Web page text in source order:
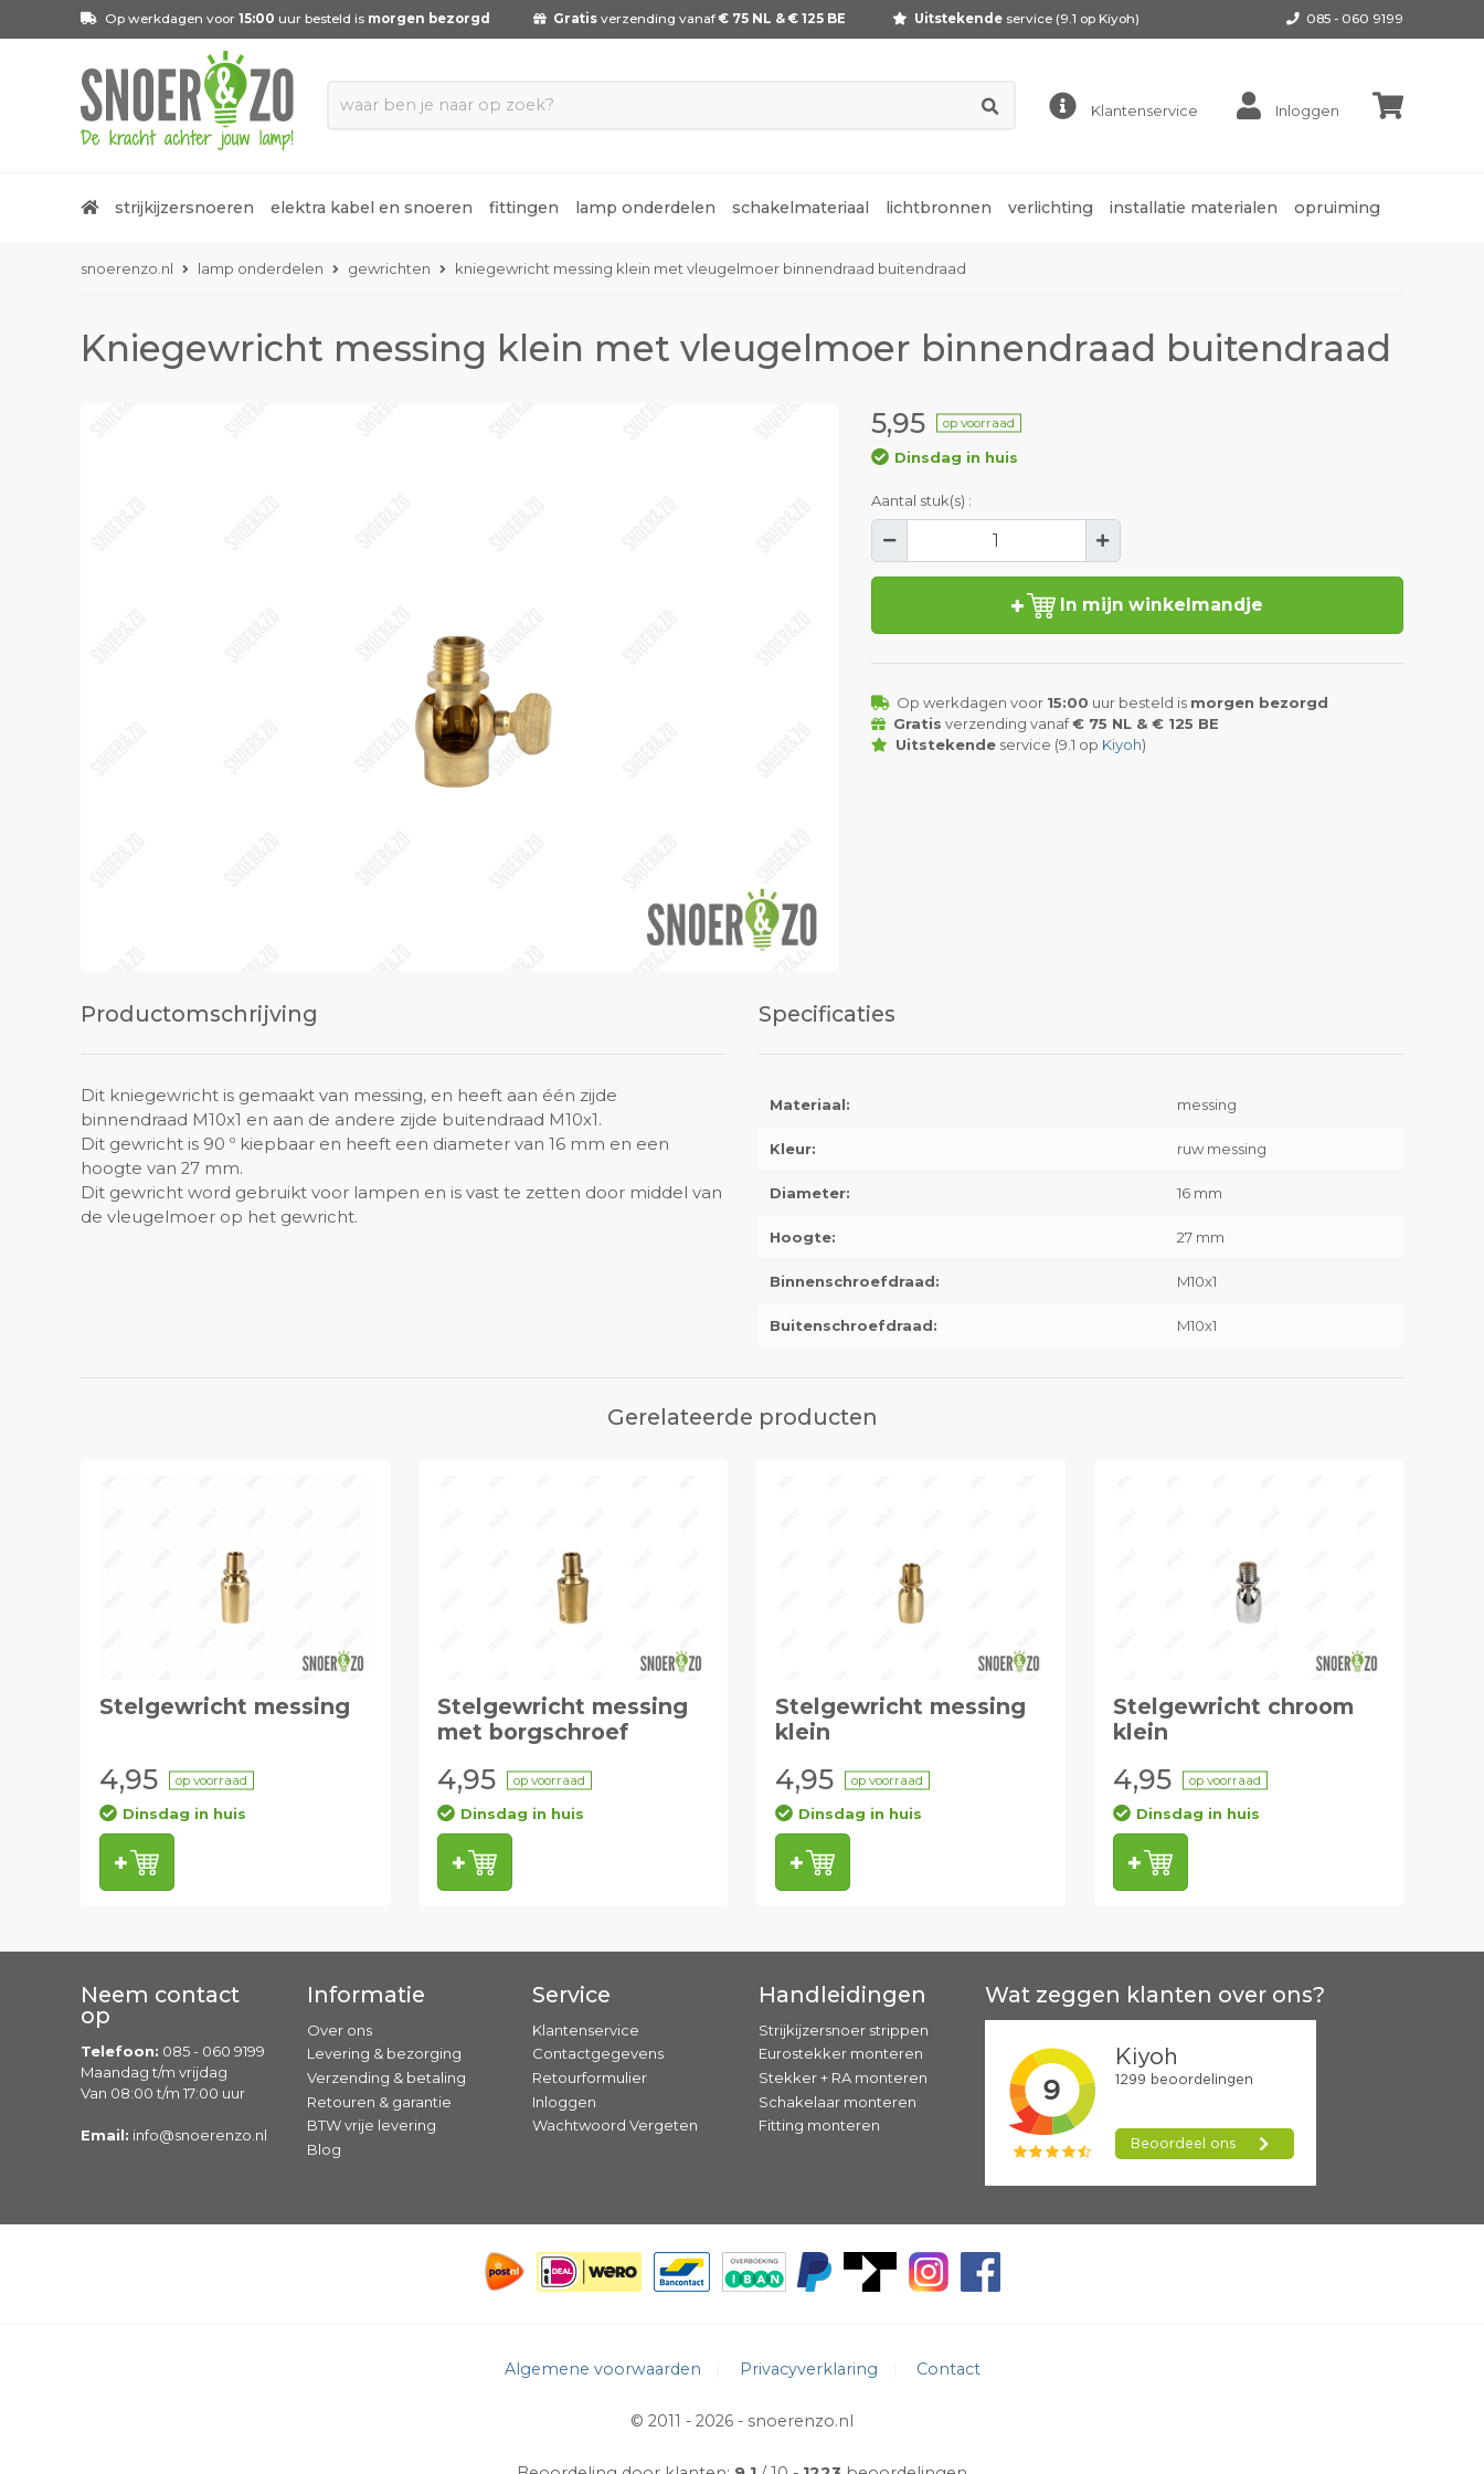
Op werkdagen voor 15:00 uur besteld is morgen bezorgd Gratis verzending vanaf € 75 NL & € 125 BE Uitstekendeservice (9.1 op Kiyoh) 085 - 060 9199
Klantenservice Inloggen
strijkijzersnoeren elektra kabel en snoeren fittingen lamp onderdelen schakelmateriaal lichtbronnen verlichting installatie materialen opruiming
snoerenzo.nl lamp onderdelen gewrichten kniegewricht messing klein met vleugelmoer binnendraad buitendraad
Kniegewricht messing klein met vleugelmoer binnendraad buitendraad
5,95 op voorraad
Dinsdag in huis
Aantal stuk(s) :
In mijn winkelmandje
Op werkdagen voor 15:00 uur besteld is morgen bezorgd
Gratis verzending vanaf€ 75 NL & € 125 BE
Uitstekendeservice (9.1 op Kiyoh)
Productomschrijving
Dit kniegewricht is gemaakt van messing, en heeft aan één zijde
binnendraad M10x1 en aan de andere zijde buitendraad M10x1.
Dit gewricht is 90 º kiepbaar en heeft een diameter van 16 mm en een
hoogte van 27 mm.
Dit gewricht word gebruikt voor lampen en is vast te zetten door middel van
de vleugelmoer op het gewricht.
Specificaties
Materiaal: messing
Kleur: ruw messing
Diameter: 16 mm
Hoogte: 27 mm
Binnenschroefdraad: M10x1
Buitenschroefdraad: M10x1
Gerelateerde producten
Stelgewricht messing
4,95 op voorraad
Dinsdag in huis
Stelgewricht messing
met borgschroef
4,95 op voorraad
Dinsdag in huis
Stelgewricht messing
klein
4,95 op voorraad
Dinsdag in huis
Stelgewricht chroom
klein
4,95 op voorraad
Dinsdag in huis
Neem contact
op
Telefoon: 085 - 060 9199
Maandag t/m vrijdag
Van 08:00 t/m 17:00 uur
Email: info@snoerenzo.nl
Informatie
Over ons
Levering & bezorging
Verzending & betaling
Retouren & garantie
BTW vrije levering
Blog
Service
Klantenservice
Contactgegevens
Retourformulier
Inloggen
Wachtwoord Vergeten
Handleidingen
Strijkijzersnoer strippen
Eurostekker monteren
Stekker + RA monteren
Schakelaar monteren
Fitting monteren
Wat zeggen klanten over ons?
Algemene voorwaarden Privacyverklaring Contact
© 2011 - 2026 - snoerenzo.nl